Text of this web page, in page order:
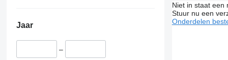
Jaar
–
Niet in staat een
Stuur nu een
Onderdelen